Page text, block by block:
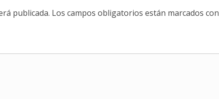
publicada. Los campos obligatorios están marcados con